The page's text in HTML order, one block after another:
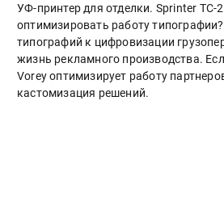
УФ-принтер для отделки. Sprinter ТС-
оптимизировать работу
типографий к цифровизации
жизнь рекламного производства.
Vorey оптимизирует работу
кастомизация решений.